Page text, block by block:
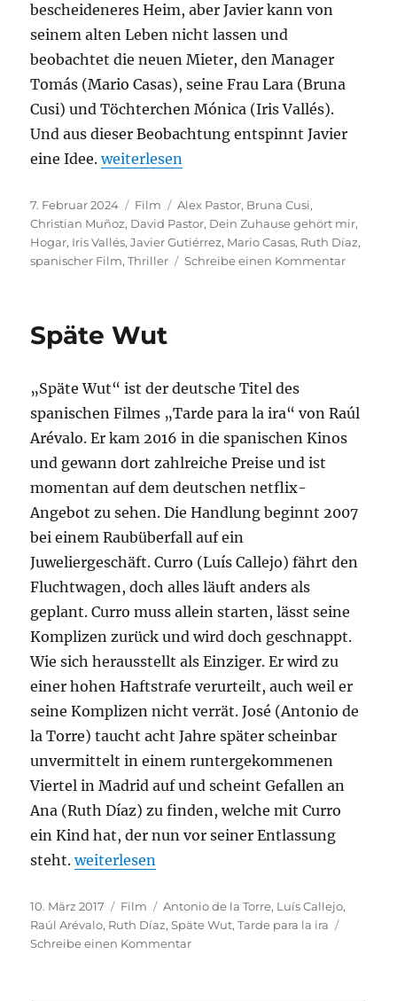
bescheideneres Heim, aber Javier kann von
seinem alten Leben nicht lassen und
beobachtet die neuen Mieter, den Manager
Tomás (Mario Casas), seine Frau Lara (Bruna
Cusi) und Töchterchen Mónica (Iris Vallés).
Und aus dieser Beobachtung entspinnt Javier
eine Idee.„Dein Zuhause gehört mir“
weiterlesen
Veröffentlicht
am
7. Februar 2024 Kategorien
Film Schlagwörter
Alex Pastor, Bruna Cusi,
Christian Muñoz, David Pastor, Dein Zuhause gehört mir,
Hogar, Iris Vallés,Javier Gutiérrez, Mario Casas, Ruth Díaz,
spanischer Film,Thriller Schreibe einen Kommentarzu
Späte Wut
„Späte Wut“ ist der deutsche Titel des
spanischen Filmes „Tarde para la ira“ von Raúl
Arévalo. Er kam 2016 in die spanischen Kinos
und gewann dort zahlreiche Preise und ist
momentan auf dem deutschen netflix-
Angebot zu sehen. Die Handlung beginnt 2007
bei einem Raubüberfall auf ein
Juweliergeschäft. Curro (Luís Callejo) fährt den
Fluchtwagen, doch alles läuft anders als
geplant. Curro muss allein starten, lässt seine
Komplizen zurück und wird doch geschnappt.
Wie sich herausstellt als Einziger. Er wird zu
einer hohen Haftstrafe verurteilt, auch weil er
seine Komplizen nicht verrät. José (Antonio de
la Torre) taucht acht Jahre später scheinbar
unvermittelt in einem runtergekommenen
Viertel in Madrid auf und scheint Gefallen an
Ana (Ruth Díaz) zu finden, welche mit Curro
ein Kind hat, der nun vor seiner Entlassung
steht.„Späte Wut“
weiterlesen
Veröffentlicht
am
10. März 2017 Kategorien
Film Schlagwörter
Antonio de la Torre, Luís Callejo,
Raúl Arévalo, Ruth Díaz,Späte Wut,Tarde para la ira
Schreibe einen Kommentarzu